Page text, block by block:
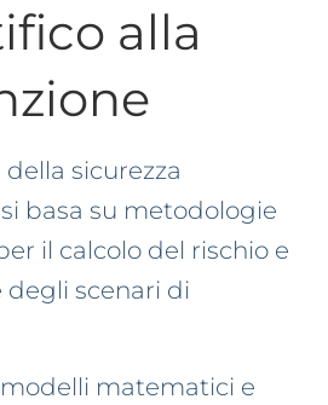
alla
della sicurezza
basa su metodologie
il calcolo del rischio e
degli scenari di
matematici e